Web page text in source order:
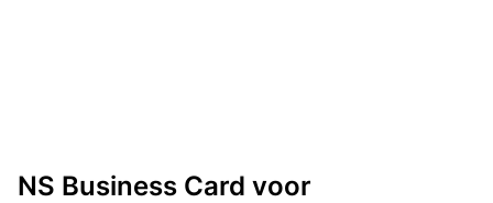
NS Business Card voor